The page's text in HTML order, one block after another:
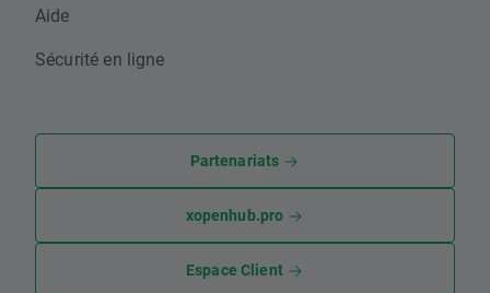
Aide
Sécurité en ligne
Partenariats
xopenhub.pro
Espace Client